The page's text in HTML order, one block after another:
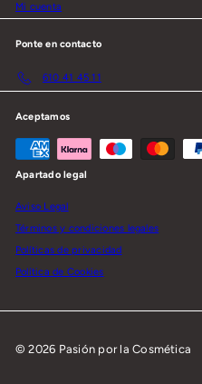
Mi cuenta
Ponte en contacto
610 41 45 11
Aceptamos
Apartado legal
Aviso Legal
Términos y condiciones legales
Políticas de privacidad
Política de Cookies
© 2026 Pasión por la Cosmética